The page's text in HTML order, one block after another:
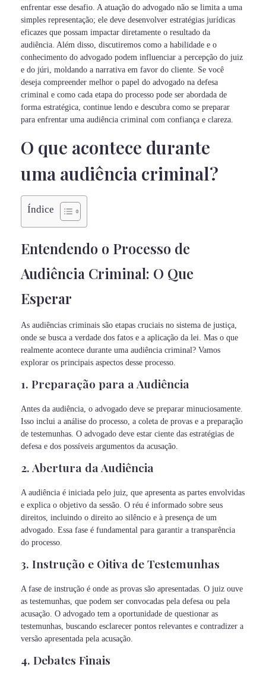
enfrentar esse desafio. A atuação do advogado não se limita a uma
simples representação; ele deve desenvolver estratégias jurídicas
eficazes que possam impactar diretamente o resultado da
audiência. Além disso, discutiremos como a habilidade e o
conhecimento do advogado podem influenciar a percepção do juiz
e do júri, moldando a narrativa em favor do cliente. Se você
deseja compreender melhor o papel do advogado na defesa
criminal e como cada etapa do processo pode ser abordada de
forma estratégica, continue lendo e descubra como se preparar
para enfrentar uma audiência criminal com confiança e clareza.
O que acontece durante
uma audiência criminal?
Índice
Entendendo o Processo de
Audiência Criminal: O Que
Esperar
As audiências criminais são etapas cruciais no sistema de justiça,
onde se busca a verdade dos fatos e a aplicação da lei. Mas o que
realmente acontece durante uma audiência criminal? Vamos
explorar os principais aspectos desse processo.
1. Preparação para a Audiência
Antes da audiência, o advogado deve se preparar minuciosamente.
Isso inclui a análise do processo, a coleta de provas e a preparação
de testemunhas. O advogado deve estar ciente das estratégias de
defesa e dos possíveis argumentos da acusação.
2. Abertura da Audiência
A audiência é iniciada pelo juiz, que apresenta as partes envolvidas
e explica o objetivo da sessão. O réu é informado sobre seus
direitos, incluindo o direito ao silêncio e à presença de um
advogado. Essa fase é fundamental para garantir a transparência
do processo.
3. Instrução e Oitiva de Testemunhas
A fase de instrução é onde as provas são apresentadas. O juiz ouve
as testemunhas, que podem ser convocadas pela defesa ou pela
acusação. O advogado tem a oportunidade de questionar as
testemunhas, buscando esclarecer pontos relevantes e contradizer a
versão apresentada pela acusação.
4. Debates Finais